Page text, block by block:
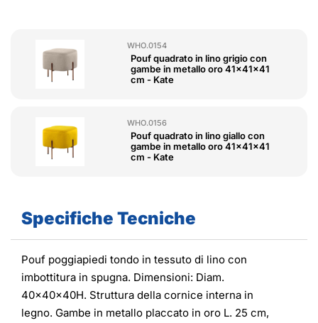
WHO.0154
Pouf quadrato in lino grigio con
gambe in metallo oro 41x41x41
cm - Kate
WHO.0156
Pouf quadrato in lino giallo con
gambe in metallo oro 41x41x41
cm - Kate
Specifiche Tecniche
Pouf poggiapiedi tondo in tessuto di lino con
imbottitura in spugna. Dimensioni: Diam.
40x40x40H. Struttura della cornice interna in
legno. Gambe in metallo placcato in oro L. 25 cm,